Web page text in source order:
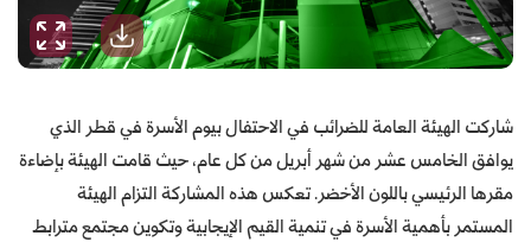
شاركت الهيئة العامة للضرائب في الاحتفال بيوم الأسرة في قطر الذي
يوافق الخامس عشر من شهر أبريل من كل عام، حيث قامت الهيئة بإضاءة
مقرها الرئيسي باللون الأخضر. تعكس هذه المشاركة التزام الهيئة
المستمر بأهمية الأسرة في تنمية القيم الإيجابية وتكوين مجتمع مترابط